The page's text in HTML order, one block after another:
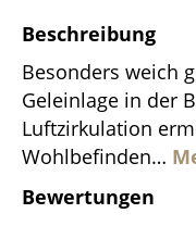
Beschreibung
Besonders weich
Geleinlage in der
Luftzirkulation
Wohlbefinden…
Bewertungen